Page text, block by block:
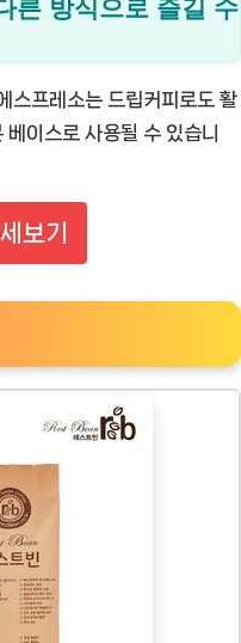
른 방식으로 즐길 수
스프레소는 드립커피로도 활
이스로 사용될 수 있습니
보기